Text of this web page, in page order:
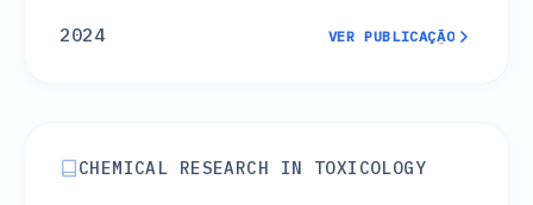
2024
VER PUBLICAÇÃO
CHEMICAL RESEARCH IN TOXICOLOGY